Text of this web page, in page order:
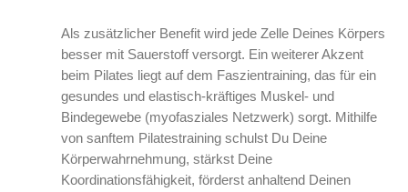
Als zusätzlicher Benefit wird jede Zelle Deines Körpers
besser mit Sauerstoff versorgt. Ein weiterer Akzent
beim Pilates liegt auf dem Faszientraining, das für ein
gesundes und elastisch-kräftiges Muskel- und
Bindegewebe (myofasziales Netzwerk) sorgt. Mithilfe
von sanftem Pilatestraining schulst Du Deine
Körperwahrnehmung, stärkst Deine
Koordinationsfähigkeit, förderst anhaltend Deinen